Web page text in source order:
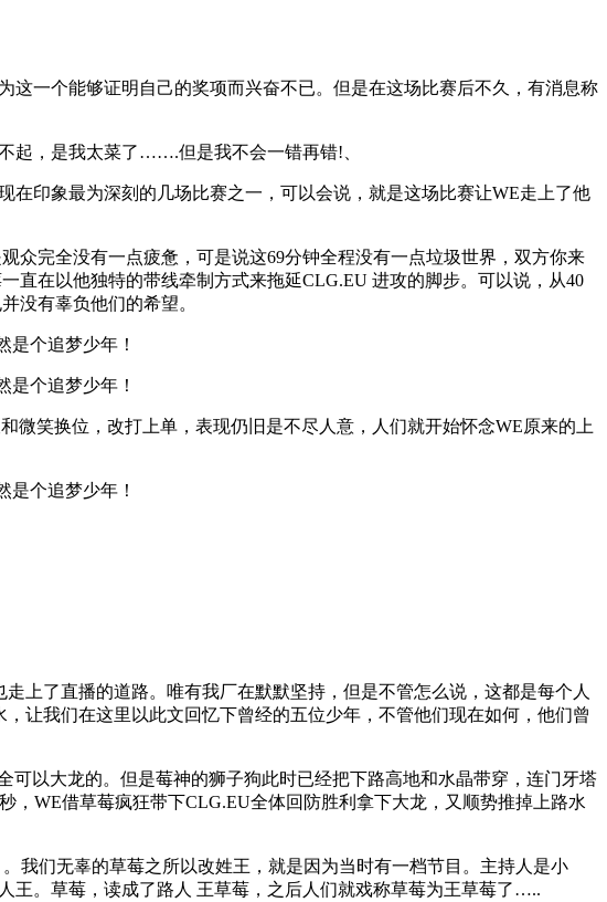
这一个能够证明自己的奖项而兴奋不已。但是在这场比赛后不久，有消息称
起，是我太菜了…….但是我不会一错再错!、
印象最为深刻的几场比赛之一，可以会说，就是这场比赛让WE走上了他
众完全没有一点疲惫，可是说这69分钟全程没有一点垃圾世界，双方你来
直在以他独特的带线牵制方式来拖延CLG.EU 进攻的脚步。可以说，从40
没有辜负他们的希望。
笑换位，改打上单，表现仍旧是不尽人意，人们就开始怀念WE原来的上
上了直播的道路。唯有我厂在默默坚持，但是不管怎么说，这都是每个人
让我们在这里以此文回忆下曾经的五位少年，不管他们现在如何，他们曾
以大龙的。但是莓神的狮子狗此时已经把下路高地和水晶带穿，连门牙塔
，WE借草莓疯狂带下CLG.EU全体回防胜利拿下大龙，又顺势推掉上路水
我们无辜的草莓之所以改姓王，就是因为当时有一档节目。主持人是小
王。草莓，读成了路人 王草莓，之后人们就戏称草莓为王草莓了…..